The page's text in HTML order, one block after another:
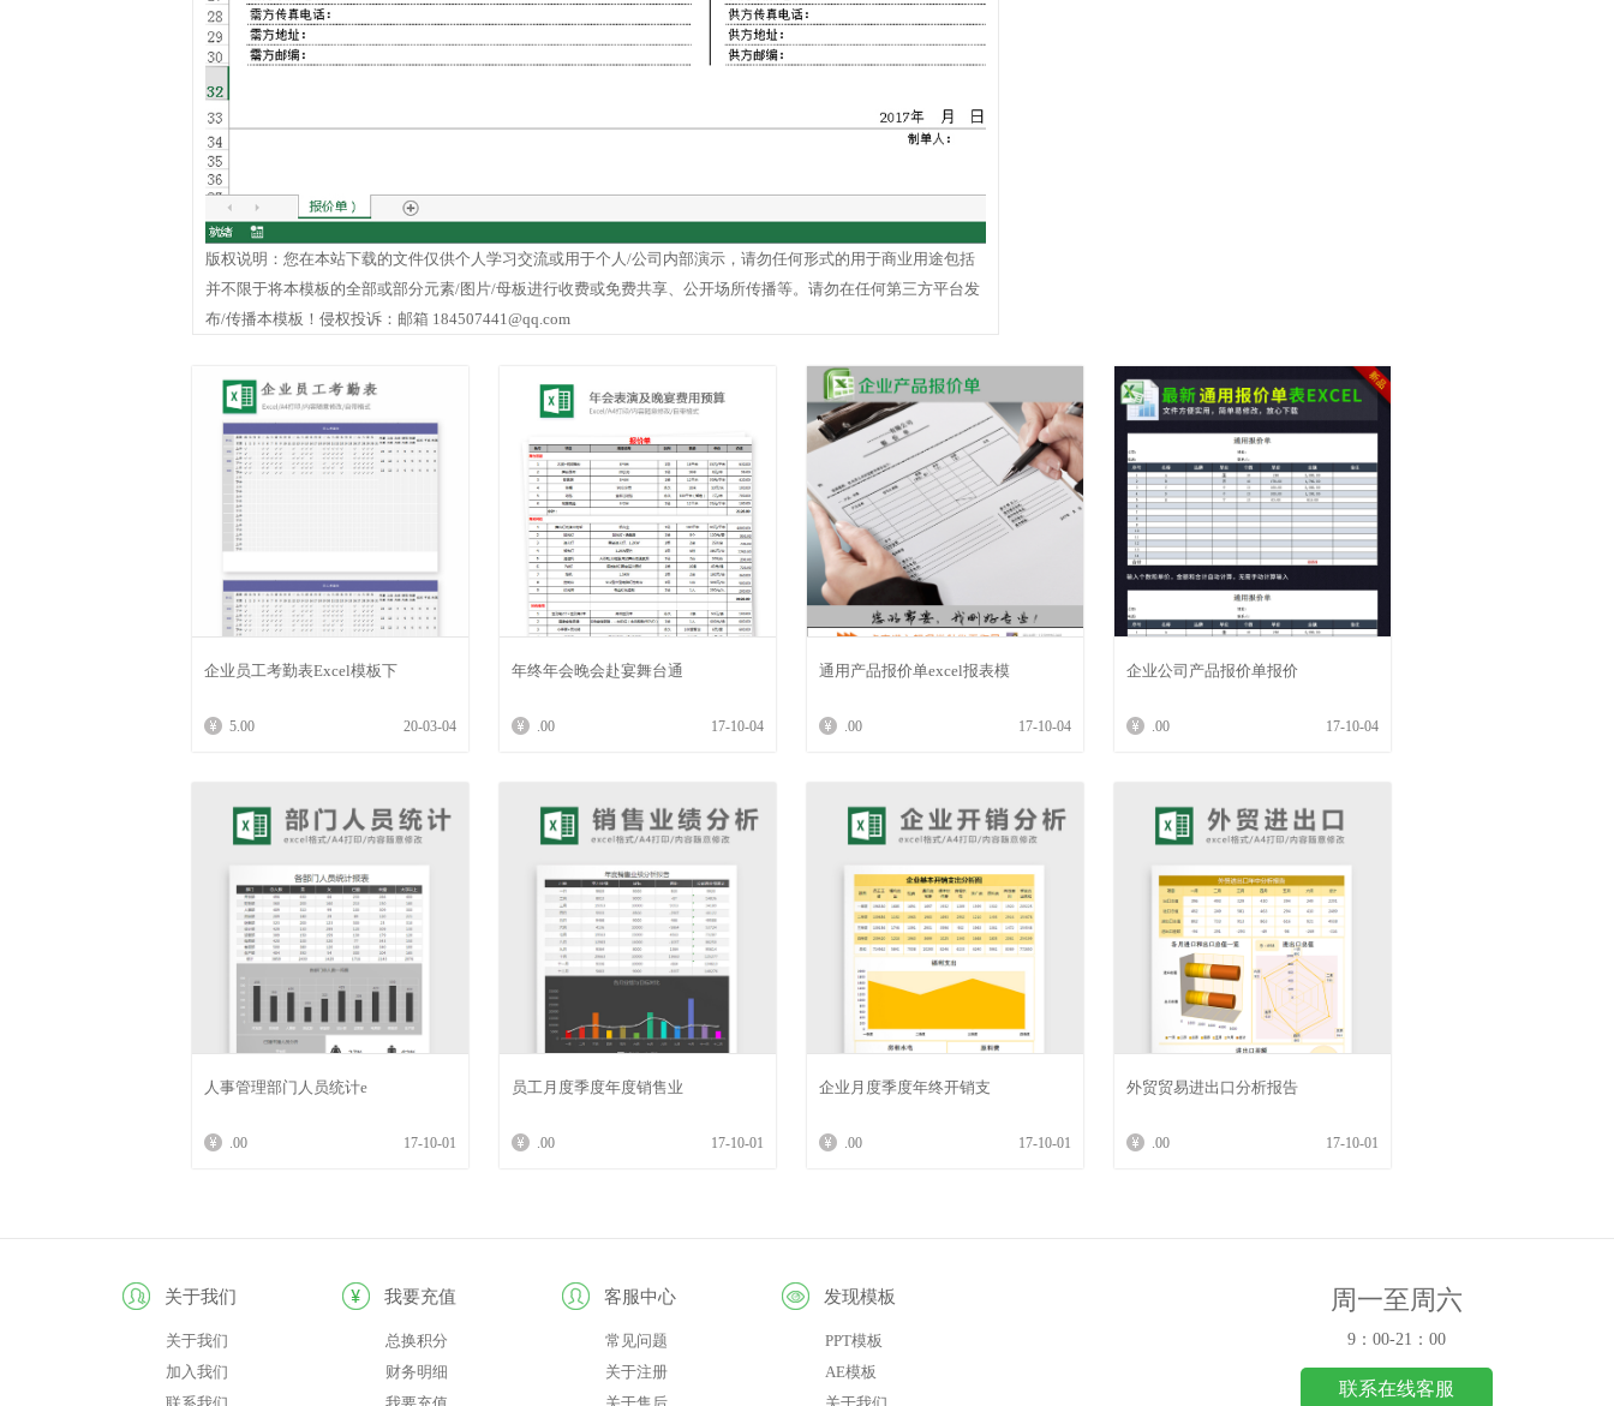
版权说明：您在本站下载的文件仅供个人学习交流或用于个人/公司内部演示，请勿任何形式的用于商业用途包括
并不限于将本模板的全部或部分元素/图片/母板进行收费或免费共享、公开场所传播等。请勿在任何第三方平台发
布/传播本模板！侵权投诉：邮箱 184507441@qq.com
企业员工考勤表Excel模板下
5.00 20-03-04
年终年会晚会赴宴舞台通
.00 17-10-04
通用产品报价单excel报表模
.00 17-10-04
企业公司产品报价单报价
.00 17-10-04
人事管理部门人员统计e
.00 17-10-01
员工月度季度年度销售业
.00 17-10-01
企业月度季度年终开销支
.00 17-10-01
外贸贸易进出口分析报告
.00 17-10-01
关于我们
关于我们
加入我们
我要充值
总换积分
财务明细
客服中心
常见问题
关于注册
发现模板
PPT模板
AE模板
周一至周六
9：00-21：00
联系在线客服